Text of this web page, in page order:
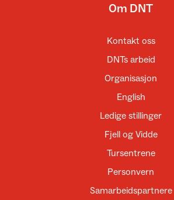
Om DNT
Kontakt oss
DNTs arbeid
Organisasjon
English
Ledige stillinger
Fjell og Vidde
Tursentrene
Personvern
Samarbeidspartnere